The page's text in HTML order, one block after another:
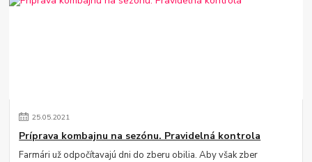
25.05.2021
Príprava kombajnu na sezónu. Pravidelná kontrola
Farmári už odpočítavajú dni do zberu obilia. Aby však zber